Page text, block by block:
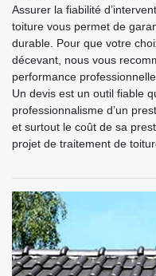
Assurer la fiabilité
toiture vous permet de
durable. Pour que votre
décevant, nous vous
performance
Un devis est un outil fiable
professionnalisme d’un
et surtout le coût de sa
projet de traitement de